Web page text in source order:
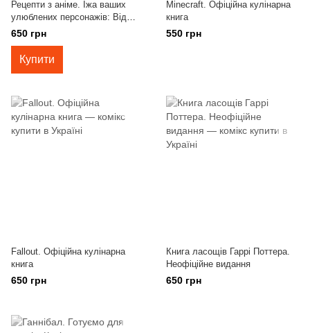
Рецепти з аніме. Їжа ваших
улюблених персонажів: Від
бенто до якісоби
650 грн
Купити
Minecraft. Офіційна кулінарна
книга
550 грн
Fallout. Офіційна кулінарна
книга
650 грн
Книга ласощів Гаррі Поттера.
Неофіційне видання
650 грн